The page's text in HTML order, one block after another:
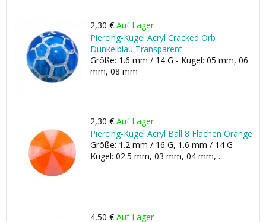
2,30 € Auf Lager
Piercing-Kugel Acryl Cracked Orb
Dunkelblau Transparent
Größe: 1.6 mm / 14 G - Kugel: 05 mm, 06
mm, 08 mm
2,30 € Auf Lager
Piercing-Kugel Acryl Ball 8 Flächen Orange
Größe: 1.2 mm / 16 G, 1.6 mm / 14 G -
Kugel: 02.5 mm, 03 mm, 04 mm, ...
4,50 € Auf Lager